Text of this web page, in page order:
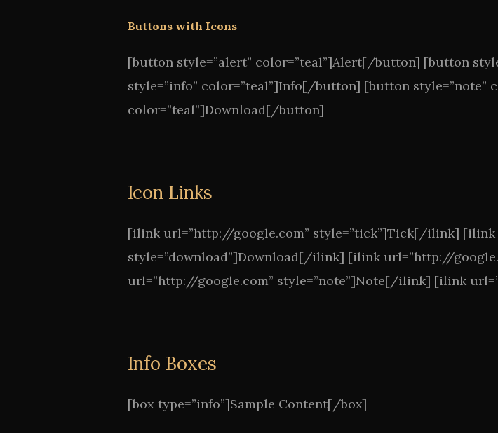
Buttons with Icons
[button style=”alert” color=”teal”]Alert[/button] [button
style=”info” color=”teal”]Info[/button] [button
color=”teal”]Download[/button]
Icon Links
[ilink url=”http://google.com” style=”tick”]Tick[/ilink] [ilink
style=”download”]Download[/ilink] [ilink url=”http://
url=”http://google.com” style=”note”]Note[/ilink] [ilink
Info Boxes
[box type=”info”]Sample Content[/box]